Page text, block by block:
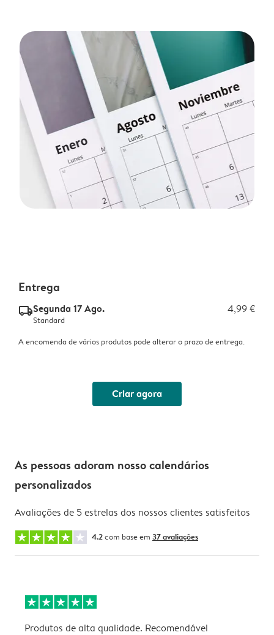
Entrega
delivery_standard_v2Segunda 17 Ago. 4,99 €
Standard
A encomenda de vários produtos pode alterar o prazo de entrega.
Criar agora
As pessoas adoram nosso calendários
personalizados
Avaliações de 5 estrelas dos nossos clientes satisfeitos
4.2com base em 37 avaliações
Produtos de alta qualidade. Recomendável